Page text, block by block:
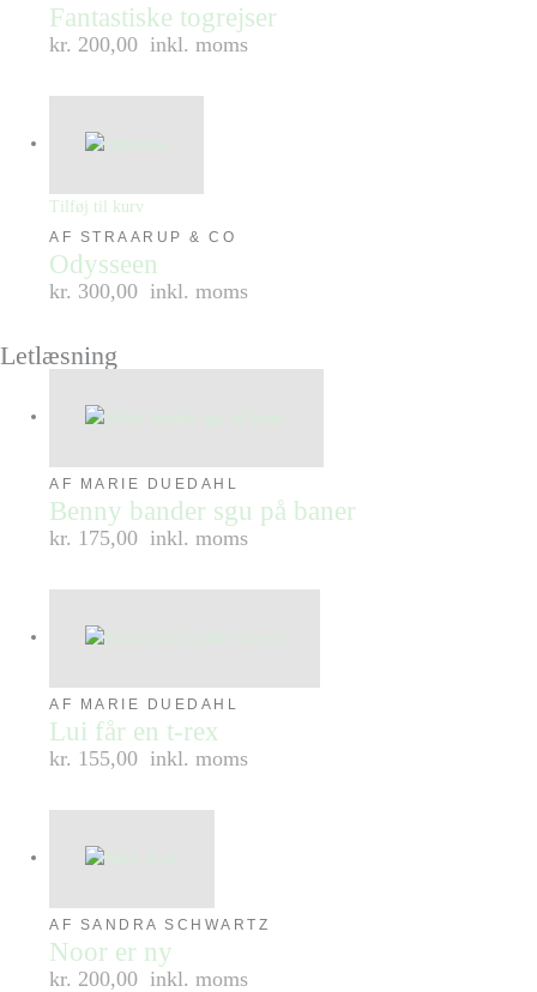
Fantastiske togrejser
kr. 200,00 inkl. moms
Tilføj til kurv
AF STRAARUP & CO
Odysseen
kr. 300,00 inkl. moms
Letlæsning
AF MARIE DUEDAHL
Benny bander sgu på baner
kr. 175,00 inkl. moms
AF MARIE DUEDAHL
Lui får en t-rex
kr. 155,00 inkl. moms
AF SANDRA SCHWARTZ
Noor er ny
kr. 200,00 inkl. moms